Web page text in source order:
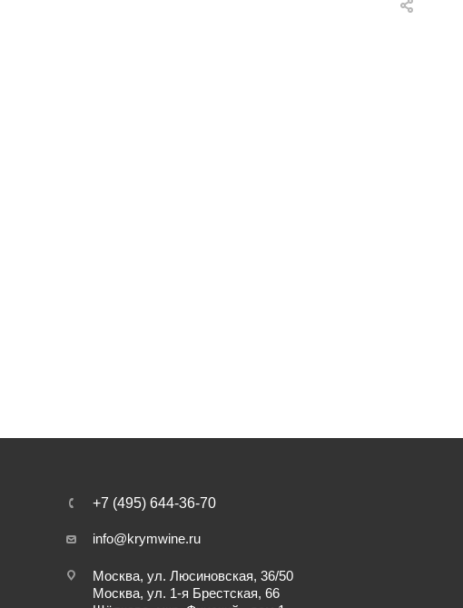
+7 (495) 644-36-70
info@krymwine.ru
Москва, ул. Люсиновская, 36/50
Москва, ул. 1-я Брестская, 66